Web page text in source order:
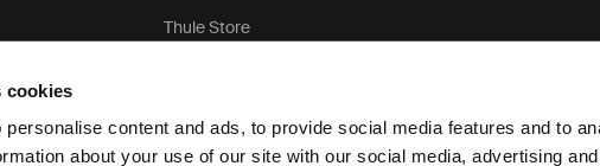
cookies
content and ads, to provide social media features and to
about your use of our site with our social media, advertising
Thule Store